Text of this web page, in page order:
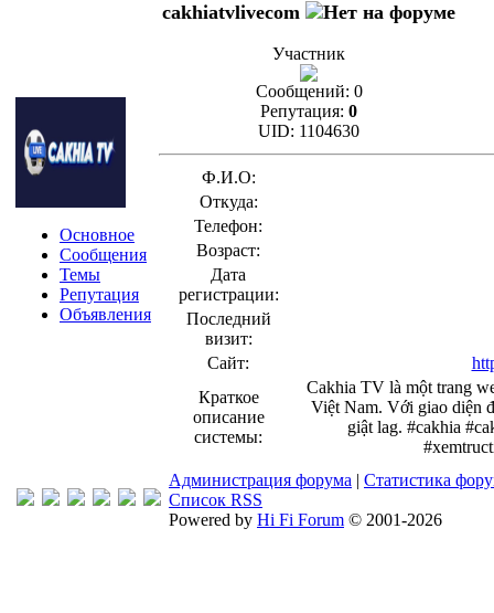
Основное
Сообщения
Темы
Репутация
Объявления
cakhiatvlivecom
Участник
Сообщений: 0
Репутация: 0
UID: 1104630
Ф.И.О:
Откуда:
Телефон:
Возраст:
Дата
регистрации:
Последний
визит:
Сайт:
Краткое
описание
системы:
Cakhia TV là một trang
Việt Nam. Với giao diện
giật lag. #cakhia
Администрация форума | Статистика
Список RSS
Powered by Hi Fi Forum © 2001-2026